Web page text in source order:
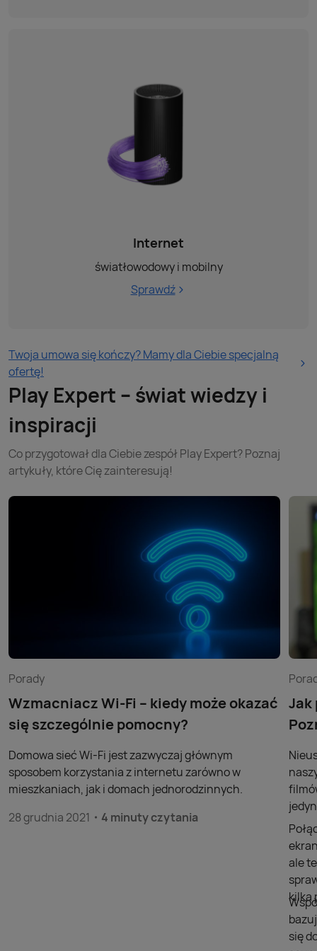
Internet
światłowodowy i mobilny
Sprawdź
Twoja umowa się kończy? Mamy dla Ciebie specjalną
ofertę!
Play Expert – świat wiedzy i
inspiracji
Co przygotował dla Ciebie zespół Play Expert? Poznaj
artykuły, które Cię zainteresują!
Porady
Wzmacniacz Wi-Fi – kiedy może okazać
się szczególnie pomocny?
Domowa sieć Wi-Fi jest zazwyczaj głównym
sposobem korzystania z internetu zarówno w
mieszkaniach, jak i domach jednorodzinnych.
28 grudnia 2021
4 minuty czytania
Jak
ale
kilka
się